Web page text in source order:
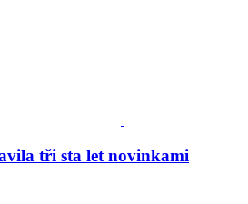
tři sta let novinkami